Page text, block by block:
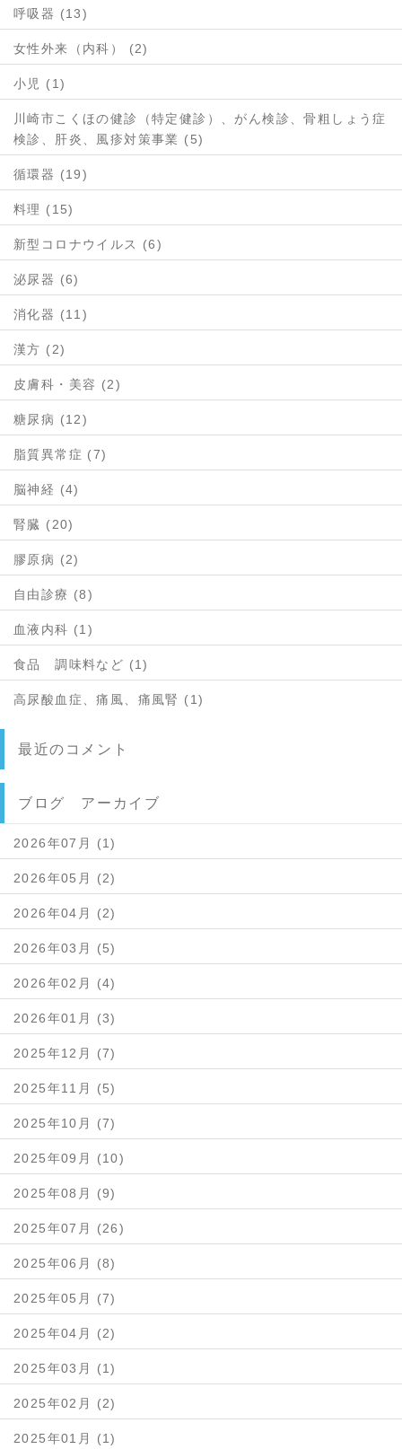
呼吸器 (13)
女性外来（内科） (2)
小児 (1)
川崎市こくほの健診（特定健診）、がん検診、骨粗しょう症
検診、肝炎、風疹対策事業 (5)
循環器 (19)
料理 (15)
新型コロナウイルス (6)
泌尿器 (6)
消化器 (11)
漢方 (2)
皮膚科・美容 (2)
糖尿病 (12)
脂質異常症 (7)
脳神経 (4)
腎臓 (20)
膠原病 (2)
自由診療 (8)
血液内科 (1)
食品 調味料など (1)
高尿酸血症、痛風、痛風腎 (1)
最近のコメント
ブログ アーカイブ
2026年07月 (1)
2026年05月 (2)
2026年04月 (2)
2026年03月 (5)
2026年02月 (4)
2026年01月 (3)
2025年12月 (7)
2025年11月 (5)
2025年10月 (7)
2025年09月 (10)
2025年08月 (9)
2025年07月 (26)
2025年06月 (8)
2025年05月 (7)
2025年04月 (2)
2025年03月 (1)
2025年02月 (2)
2025年01月 (1)